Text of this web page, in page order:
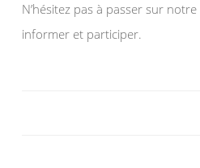
N’hésitez pas à passer sur notre
informer et participer.